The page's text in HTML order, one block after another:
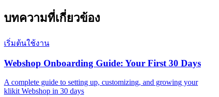
บทความที่เกี่ยวข้อง
เริ่มต้นใช้งาน
Webshop Onboarding Guide: Your First 30 Days
A complete guide to setting up, customizing, and growing your
klikit Webshop in 30 days